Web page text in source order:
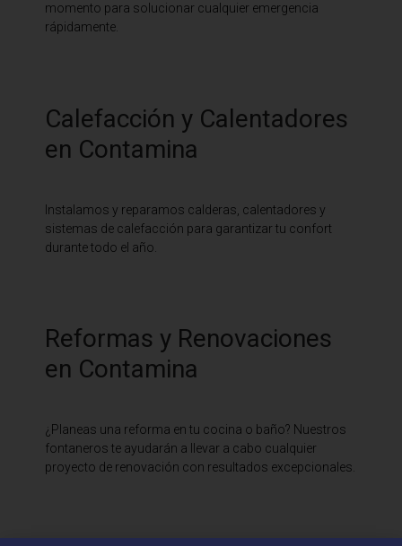
momento para solucionar cualquier emergencia
rápidamente.
Calefacción y Calentadores
en Contamina
Instalamos y reparamos calderas, calentadores y
sistemas de calefacción para garantizar tu confort
durante todo el año.
Reformas y Renovaciones
en Contamina
¿Planeas una reforma en tu cocina o baño? Nuestros
fontaneros te ayudarán a llevar a cabo cualquier
proyecto de renovación con resultados excepcionales.